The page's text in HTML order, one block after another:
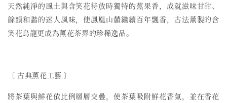
天然純淨的風土與含笑花待放時獨特的蕉果香，成就滋味甘甜、
餘韻和諧的迷人風味，使鳳凰山麓繼續百年飄香，古法薰製的含
笑花烏龍更成為薰花茶界的珍稀逸品。
〔 古典薰花工藝 〕
將茶葉與鮮花依比例層層交疊，使茶葉吸附鮮花香氣，並在香花